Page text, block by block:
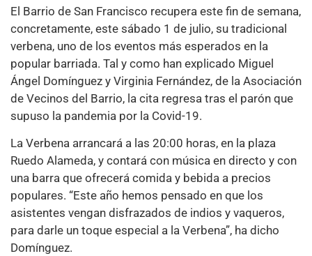
El Barrio de San Francisco recupera este fin de semana,
concretamente, este sábado 1 de julio, su tradicional
verbena, uno de los eventos más esperados en la
popular barriada. Tal y como han explicado Miguel
Ángel Domínguez y Virginia Fernández, de la Asociación
de Vecinos del Barrio, la cita regresa tras el parón que
supuso la pandemia por la Covid-19.
La Verbena arrancará a las 20:00 horas, en la plaza
Ruedo Alameda, y contará con música en directo y con
una barra que ofrecerá comida y bebida a precios
populares. “Este año hemos pensado en que los
asistentes vengan disfrazados de indios y vaqueros,
para darle un toque especial a la Verbena”, ha dicho
Domínguez.